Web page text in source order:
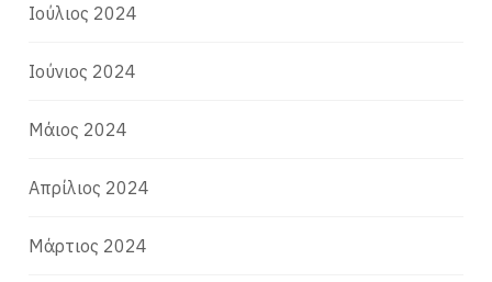
Ιούλιος 2024
Ιούνιος 2024
Μάιος 2024
Απρίλιος 2024
Μάρτιος 2024